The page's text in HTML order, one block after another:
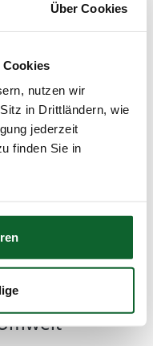
Über Cookies
nutzen wir
in Drittländern, wie
jederzeit
finden Sie in
Für ein